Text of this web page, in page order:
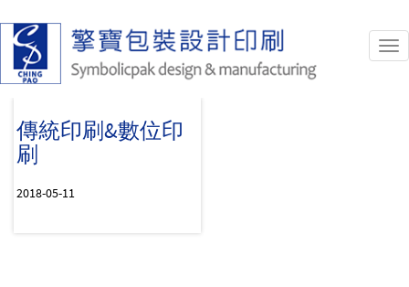
傳統印刷&數位印
刷
2018-05-11